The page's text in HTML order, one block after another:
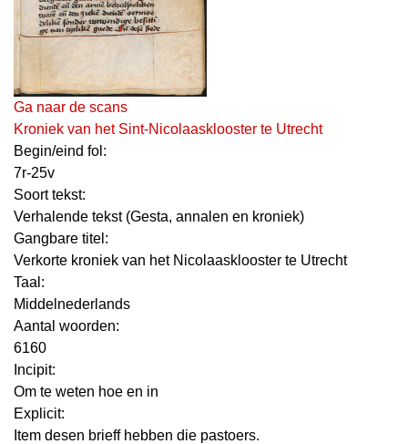
Ga naar de scans
Kroniek van het Sint-Nicolaasklooster te Utrecht
Begin/eind fol:
7r-25v
Soort tekst:
Verhalende tekst (Gesta, annalen en kroniek)
Gangbare titel:
Verkorte kroniek van het Nicolaasklooster te Utrecht
Taal:
Middelnederlands
Aantal woorden:
6160
Incipit:
Om te weten hoe en in
Explicit:
Item desen brieff hebben die pastoers.